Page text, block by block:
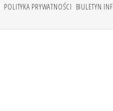
POLITYKA PRYWATNOŚCI BIULETYN